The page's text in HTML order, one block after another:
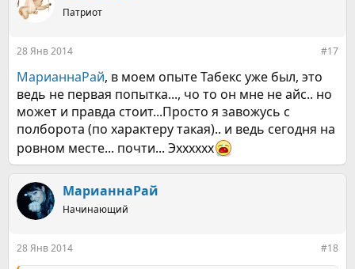
Патриот
28 Янв 2014 #17
МарианнаРай, в моем опыте Табекс уже был, это
ведь не первая попытка..., чо то он мне не айс.. но
может и правда стоит...Просто я завожусь с
полборота (по характеру такая).. и ведь сегодня на
ровном месте... почти... Эхххххх
МарианнаРай
Начинающий
28 Янв 2014 #18